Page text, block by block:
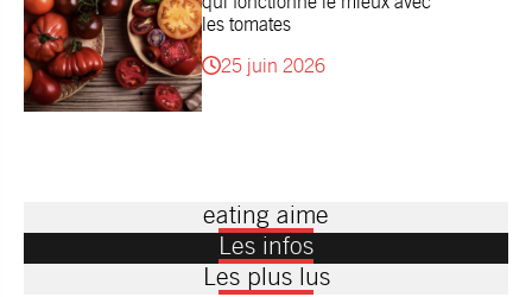
les tomates
25 juin 2026
eating aime
Les infos
Les plus lus